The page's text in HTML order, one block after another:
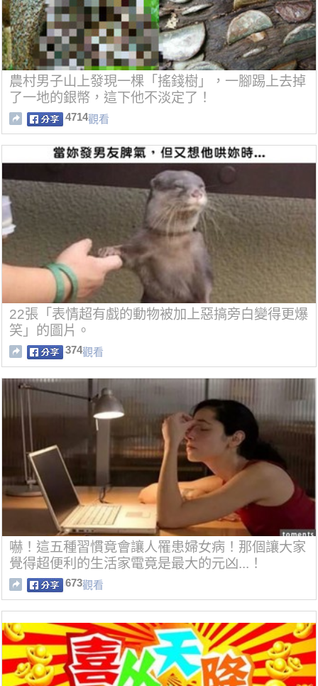
農村男子山上發現一棵「搖錢樹」，一腳踢上去掉
了一地的銀幣，這下他不淡定了！
4714觀看
22張「表情超有戲的動物被加上惡搞旁白變得更爆
笑」的圖片。
374觀看
嚇！這五種習慣竟會讓人罹患婦女病！那個讓大家
覺得超便利的生活家電竟是最大的元凶...！
673觀看